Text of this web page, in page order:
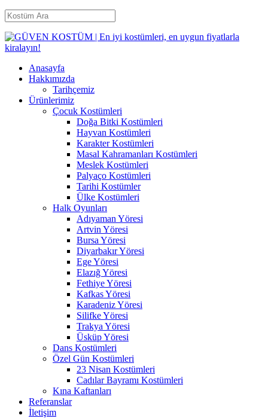
Anasayfa
Hakkımızda
Tarihçemiz
Ürünlerimiz
Çocuk Kostümleri
Doğa Bitki Kostümleri
Hayvan Kostümleri
Karakter Kostümleri
Masal Kahramanları Kostümleri
Meslek Kostümleri
Palyaço Kostümleri
Tarihi Kostümler
Ülke Kostümleri
Halk Oyunları
Adıyaman Yöresi
Artvin Yöresi
Bursa Yöresi
Diyarbakır Yöresi
Ege Yöresi
Elazığ Yöresi
Fethiye Yöresi
Kafkas Yöresi
Karadeniz Yöresi
Silifke Yöresi
Trakya Yöresi
Üsküp Yöresi
Dans Kostümleri
Özel Gün Kostümleri
23 Nisan Kostümleri
Cadılar Bayramı Kostümleri
Kına Kaftanları
Referanslar
İletişim